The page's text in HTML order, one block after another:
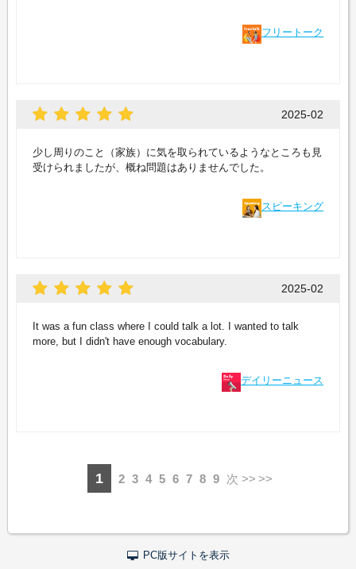
フリートーク
2025-02
少し周りのこと（家族）に気を取られているようなところも見
受けられましたが、概ね問題はありませんでした。
スピーキング
2025-02
It was a fun class where I could talk a lot. I wanted to talk
more, but I didn't have enough vocabulary.
デイリーニュース
1 2 3 4 5 6 7 8 9 次 >>
PC版サイトを表示